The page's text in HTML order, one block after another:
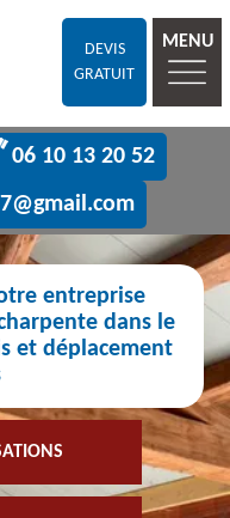
DEVIS
GRATUIT
MENU
06 10 13 20 52
entreprise
dans le
et déplacement